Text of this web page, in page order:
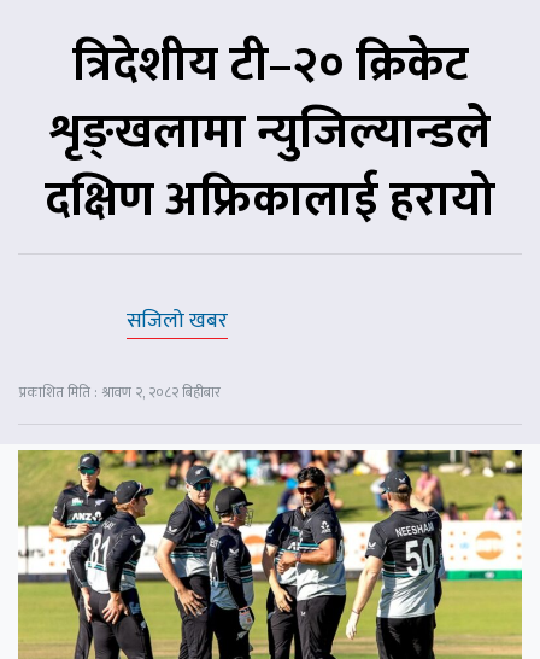
त्रिदेशीय टी–२० क्रिकेट
शृङ्खलामा न्युजिल्यान्डले
दक्षिण अफ्रिकालाई हरायो
सजिलो खबर
प्रकाशित मिति : श्रावण २, २०८२ बिहीबार